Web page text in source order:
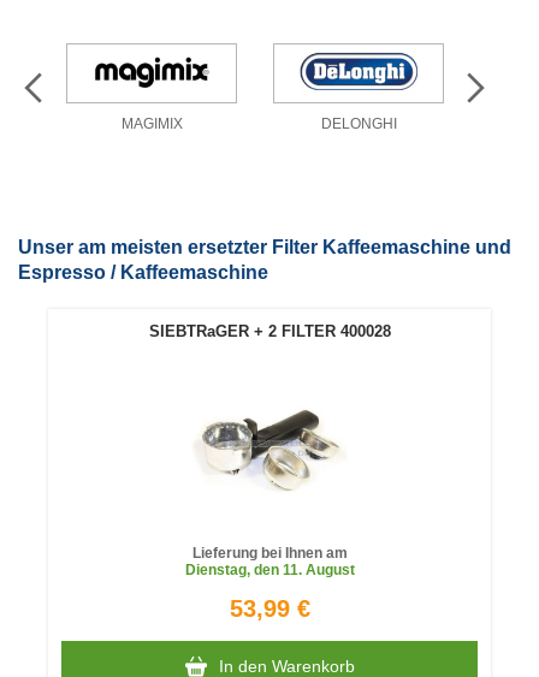
MAGIMIX DELONGHI
Unser am meisten ersetzter Filter Kaffeemaschine und
Espresso / Kaffeemaschine
SIEBTRaGER + 2 FILTER 400028
Lieferung bei Ihnen am
Dienstag, den 11. August
53,99 €
In den Warenkorb